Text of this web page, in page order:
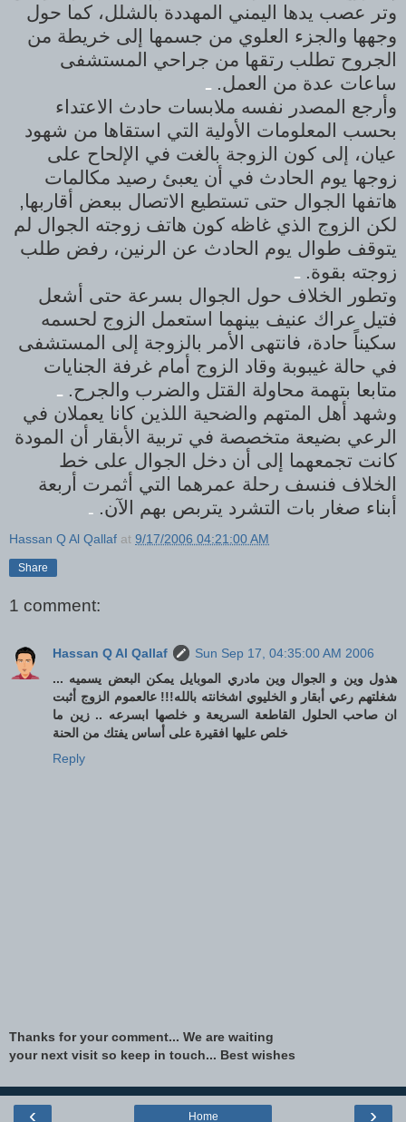
وتر عصب يدها اليمني المهددة بالشلل، كما حول
وجهها والجزء العلوي من جسمها إلى خريطة من
الجروح تطلب رتقها من جراحي المستشفى
ساعات عدة من العمل. ـ
وأرجع المصدر نفسه ملابسات حادث الاعتداء
بحسب المعلومات الأولية التي استقاها من شهود
عيان، إلى كون الزوجة بالغت في الإلحاح على
زوجها يوم الحادث في أن يعبئ رصيد مكالمات
هاتفها الجوال حتى تستطيع الاتصال ببعض أقاربها,
لكن الزوج الذي غاظه كون هاتف زوجته الجوال لم
يتوقف طوال يوم الحادث عن الرنين، رفض طلب
زوجته بقوة. ـ
وتطور الخلاف حول الجوال بسرعة حتى أشعل
فتيل عراك عنيف بينهما استعمل الزوج لحسمه
سكيناً حادة، فانتهى الأمر بالزوجة إلى المستشفى
في حالة غيبوبة وقاد الزوج أمام غرفة الجنايات
متابعا بتهمة محاولة القتل والضرب والجرح. ـ
وشهد أهل المتهم والضحية اللذين كانا يعملان في
الرعي بضيعة متخصصة في تربية الأبقار أن المودة
كانت تجمعهما إلى أن دخل الجوال على خط
الخلاف فنسف رحلة عمرهما التي أثمرت أربعة
أبناء صغار بات التشرد يتربص بهم الآن. ـ
Hassan Q Al Qallaf at 9/17/2006 04:21:00 AM
Share
1 comment:
Hassan Q Al Qallaf
Sun Sep 17, 04:35:00 AM 2006
هذول وين و الجوال وين مادري الموبايل يمكن البعض يسميه ...
شغلتهم رعي أبقار و الخليوي اشخانته بالله!!! عالعموم الزوج أثبت
ان صاحب الحلول القاطعة السريعة و خلصها ابسرعه .. زين ما
خلص عليها افقيرة على أساس يفتك من الحنة
Reply
Thanks for your comment... We are waiting
your next visit so keep in touch... Best wishes
‹ ›
Home